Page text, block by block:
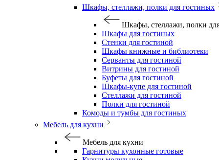
Шкафы, стеллажи, полки для гостиных
Шкафы, стеллажи, полки
Шкафы для гостиных
Стенки для гостиной
Шкафы книжные и библиотеки
Серванты для гостиной
Витрины для гостиной
Буфеты для гостиной
Шкафы-купе для гостиной
Стеллажи для гостиной
Полки для гостиной
Комоды и тумбы для гостиных
Мебель для кухни
Мебель для кухни
Гарнитуры кухонные готовые